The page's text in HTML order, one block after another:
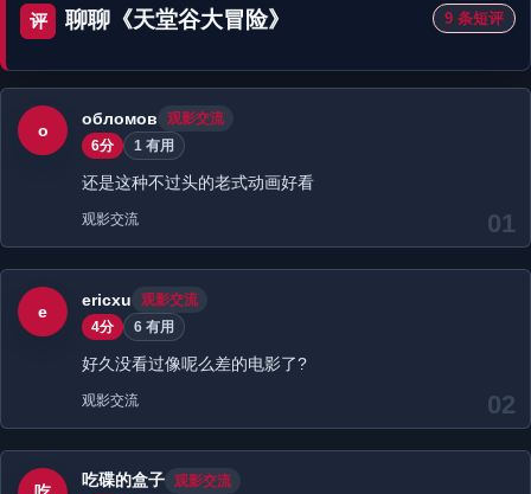
评 聊聊《天堂谷大冒险》 9 条短评
01
о
обломов
观影交流
6分
1 有用
还是这种不过头的老式动画好看
观影交流
02
e
ericxu
观影交流
4分
6 有用
好久没看过像呢么差的电影了?
观影交流
吃碟的盒子 观影交流